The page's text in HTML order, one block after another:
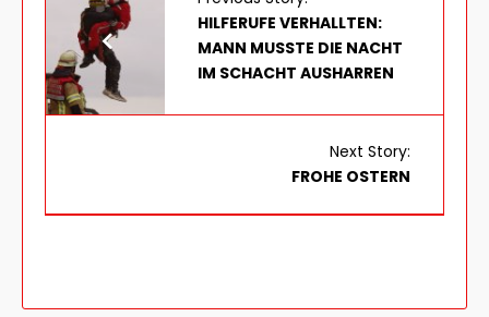
HILFERUFE VERHALLTEN:
MANN MUSSTE DIE NACHT
IM SCHACHT AUSHARREN
Next Story:
FROHE OSTERN